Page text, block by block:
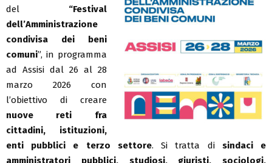
del “Festival
dell’Amministrazione
condivisa dei beni
comuni”, in programma
ad Assisi dal 26 al 28
marzo 2026 con
l’obiettivo di creare
nuove reti fra
cittadini, istituzioni,
enti pubblici e terzo settore. Si tratta di sindaci e
amministratori pubblici, studiosi, giuristi, sociologi,